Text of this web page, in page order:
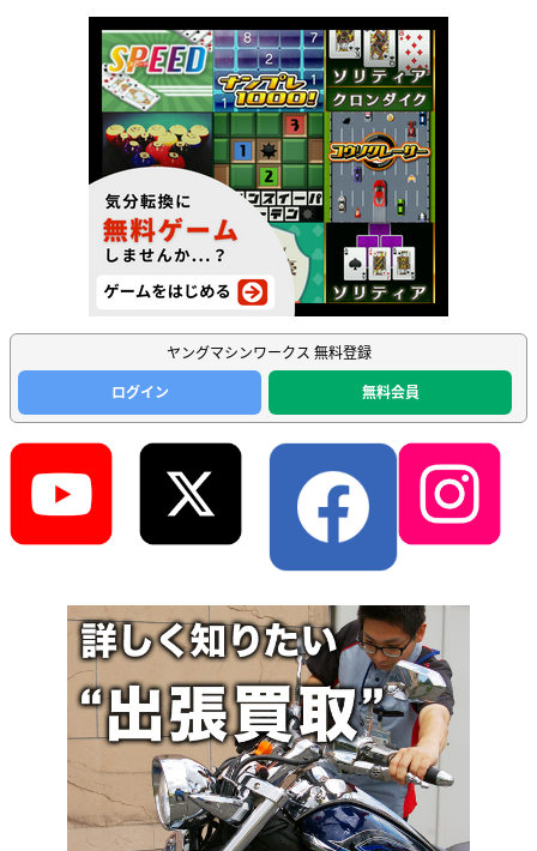
ヤングマシンワークス 無料登録
ログイン
無料会員